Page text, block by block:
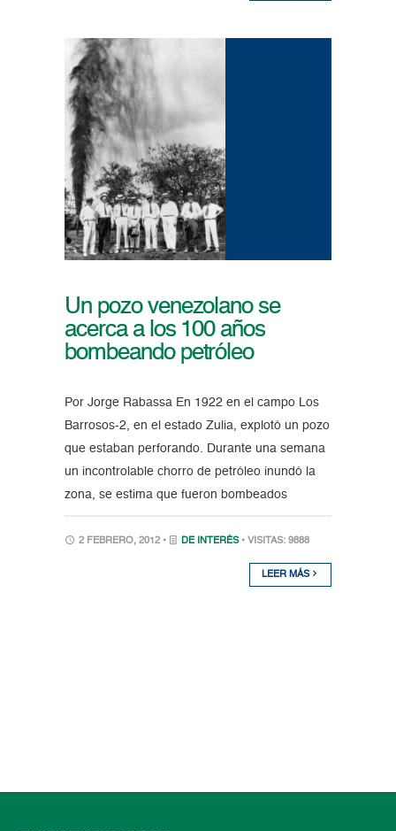
Un pozo venezolano se
acerca a los 100 años
bombeando petróleo
Por Jorge Rabassa En 1922 en el campo Los
Barrosos-2, en el estado Zulia, explotó un pozo
que estaban perforando. Durante una semana
un incontrolable chorro de petróleo inundó la
zona, se estima que fueron bombeados
2 FEBRERO, 2012 • DE INTERÉS • VISITAS: 9888
LEER MÁS